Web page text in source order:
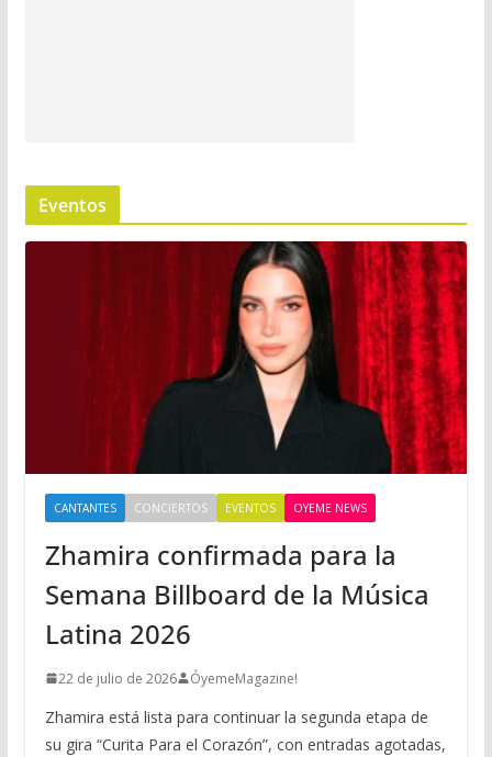
Eventos
CANTANTES CONCIERTOS EVENTOS OYEME NEWS
Zhamira confirmada para la
Semana Billboard de la Música
Latina 2026
22 de julio de 2026 ÓyemeMagazine!
Zhamira está lista para continuar la segunda etapa de
su gira “Curita Para el Corazón”, con entradas agotadas,